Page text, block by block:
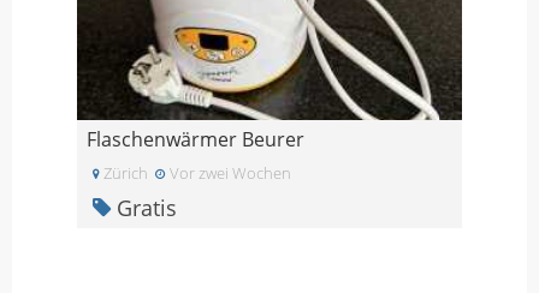
Flaschenwärmer Beurer
Zürich Vor zwei Wochen
Gratis